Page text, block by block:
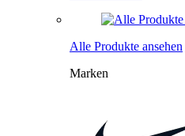
Alle Produkte ansehen
Marken